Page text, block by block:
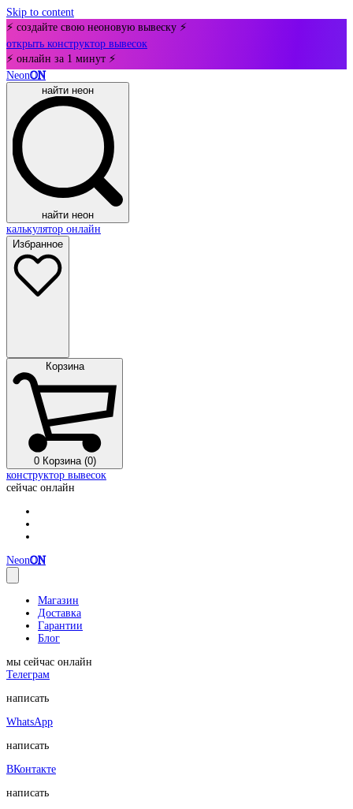
Skip to content
⚡ создайте свою неоновую вывеску ⚡
открыть конструктор вывесок
⚡ онлайн за 1 минут ⚡
NeonON
найти неон
найти неон
калькулятор онлайн
Избранное
Корзина
0 Корзина (0)
конструктор вывесок
сейчас онлайн
NeonON
Магазин
Доставка
Гарантии
Блог
мы сейчас онлайн
Телеграм
написать
WhatsApp
написать
ВКонтакте
написать